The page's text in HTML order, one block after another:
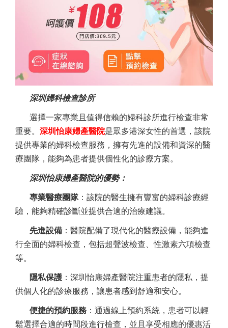
深圳婦科檢查診所
選擇一家專業且值得信賴的婦科診所進行檢查非常
重要。 深圳怡康婦產醫院是眾多港深女性的首選，該院
提供專業的婦科檢查服務，擁有先進的設備和資深的醫
療團隊，能夠為患者提供個性化的診療方案。
深圳怡康婦產醫院的優勢：
專業醫療團隊：該院的醫生擁有豐富的婦科診療經
驗，能夠精確診斷並提供合適的治療建議。
先進設備 ：醫院配備了現代化的醫療設備，能夠進
行全面的婦科檢查，包括超聲波檢查、性激素六項檢查
等。
隱私保護 ：深圳怡康婦產醫院注重患者的隱私，提
供個人化的診療服務，讓患者感到舒適和安心。
便捷的預約服務 ：通過線上預約系統，患者可以輕
鬆選擇合適的時間段進行檢查，並且享受相應的優惠活